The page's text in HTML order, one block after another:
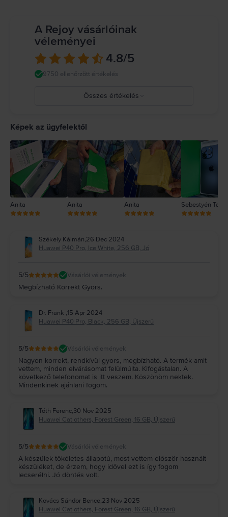
A Rejoy vásárlóinak
véleményei
4.8/5
9750 ellenőrzött értékelés
Összes értékelés
2
1
Képek az ügyfelektől
Anita Anita Anita Sebestyén
Székely Kálmán,26 Dec 2024
Huawei P40 Pro, Ice White, 256 GB, Jó
5/5 Vásárlói vélemények
Megbízható Korrekt Gyors.
Dr. Frank ,15 Apr 2024
Huawei P40 Pro, Black, 256 GB, Újszerű
5/5 Vásárlói vélemények
Nagyon korrekt, rendkívül gyors, megbízható. A termék amit
vettem, minden elvárásomat felülmúlta. Kifogástalan. A
következő telefonomat is itt veszem. Köszönöm nektek.
Mindenkinek ajánlani fogom.
Tóth Ferenc,30 Nov 2025
Huawei Cat others, Forest Green, 16 GB, Újszerű
5/5 Vásárlói vélemények
A készülek tökéletes állapotú, most vettem először használt
készüléket, de érzem, hogy idővel ezt is így fogom
lecserélni. Jó döntés volt.
Kovács Sándor Bence,23 Nov 2025
Huawei Cat others, Forest Green, 16 GB, Újszerű